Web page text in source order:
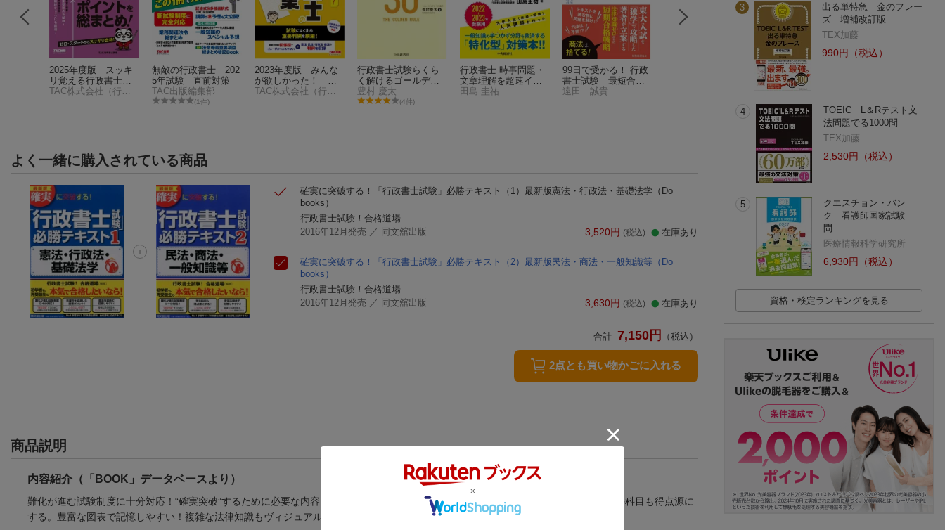
2025年度版 スッキ
リ覚える行政書士
必修ポイント直前整
無敵の行政書士 202
5年試験 直前対策
TAC出版編集部
(1件)
2023年度版 みんな
が欲しかった！ 行
政書士の判例集
行政書士試験らくら
く解けるゴールデン
ルール50
豊村 慶太
(4件)
行政書士 時事問題・
文章理解を超速イン
プットする本〈2022-
田島 圭祐
99日で受かる！ 行政
書士試験 最短合格
術（増補改訂版）
遠田 誠貴
2025年度版 本試験
をあてる TAC直前
予想模試 行政書士
よく一緒に購入されている商品
確実に突破する！「行政書士試験」必勝テキスト（1）最新版憲法・行政法・基礎法学（Do
books）
行政書士試験！合格道場
2016年12月発売 ／ 同文舘出版 3,520円 (税込) 在庫あり
確実に突破する！「行政書士試験」必勝テキスト（2）最新版民法・商法・一般知識等 （Do
books）
行政書士試験！合格道場
2016年12月発売 ／ 同文舘出版 3,630円 (税込) 在庫あり
合計 7,150 円 （税込）
2点とも買い物かごに入れる
商品説明
内容紹介（「BOOK」データベースより）
難化が進む試験制度に十分対応！“確実突破”するために必要な内容を徹底網羅。合理性を追求した重要ポイント！ムダのない学習で苦手科目も得点源に
する。豊富な図表で記憶しやすい！複雑な法律知識もヴィジュアルに理解できる。
3
出る単特急 金のフレー
ズ 増補改訂版
TEX加藤
990円（税込）
4
TOEIC L＆Rテスト文
法問題でる1000問
TEX加藤
2,530円（税込）
5
クエスチョン・バン
ク 看護師国家試験
問…
医療情報科学研究所
6,930円（税込）
資格・検定ランキングを見る